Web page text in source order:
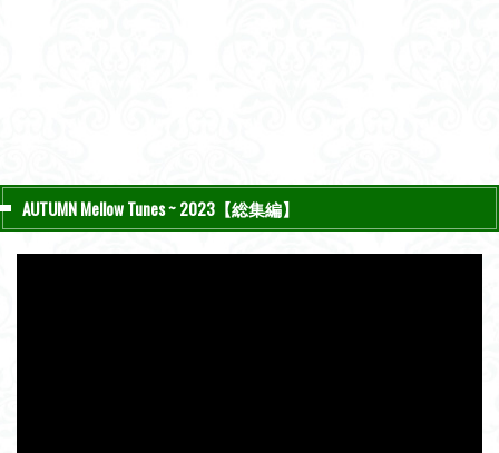
AUTUMN Mellow Tunes ~ 2023【総集編】